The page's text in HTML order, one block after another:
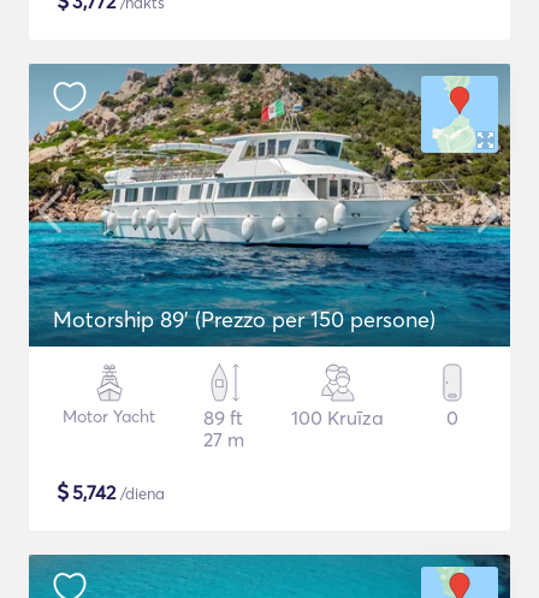
Motorship 89' (Prezzo per 150 persone)
Motor Yacht
89 ft
27 m
100 Kruīza 0
$5,742/diena